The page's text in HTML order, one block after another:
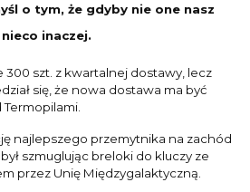
o tym, że gdyby nie one nasz
inaczej.
300 szt. z kwartalnej dostawy, lecz
się, że nowa dostawa ma być
najlepszego przemytnika na zachód
szmuglując breloki do kluczy ze
przez Unię Międzygalaktyczną.